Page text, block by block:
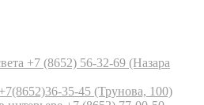
+7 (8652) 56-32-69 (Назара
35-45 (Трунова, 100)